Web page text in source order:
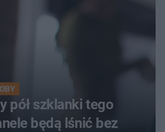
pół szklanki tego
będą lśnić bez